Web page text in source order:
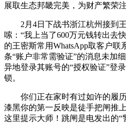
展取生态邦畿完美，为财产繁荣
2月4日下战书浙江杭州接到王
嗦：“我上当了600万元钱转出去
的王密斯常用WhatsApp取客户联
条“账户非常需验证”的消息未加
异地登录其账号的“授权验证”登
锁。
你们正在家时有过如许的履历
漆黑你的第一反映是徒手把闸推
这里提示大师！跳闸是电发出的“